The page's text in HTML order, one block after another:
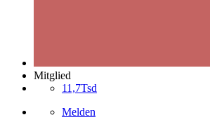
Mitglied
11,7Tsd
Melden